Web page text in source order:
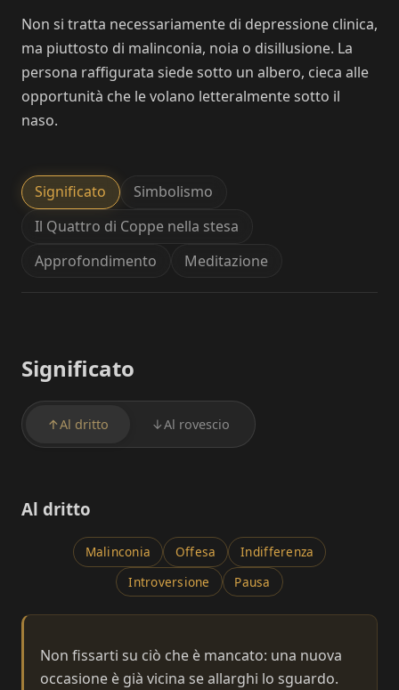
Non si tratta necessariamente di depressione clinica,
ma piuttosto di malinconia, noia o disillusione. La
persona raffigurata siede sotto un albero, cieca alle
opportunità che le volano letteralmente sotto il
naso.
Significato
Simbolismo
Il Quattro di Coppe nella stesa
Approfondimento
Meditazione
Significato
↑Al dritto ↓Al rovescio
Al dritto
Malinconia Offesa
Indifferenza
Introversione
Pausa
Non fissarti su ciò che è mancato: una nuova
occasione è già vicina se allarghi lo sguardo.